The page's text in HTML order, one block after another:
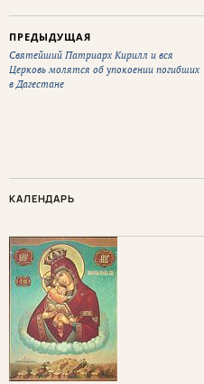
ПРЕДЫДУЩАЯ
Святейший Патриарх Кирилл и вся
Церковь молятся об упокоении погибших
в Дагестане
КАЛЕНДАРЬ